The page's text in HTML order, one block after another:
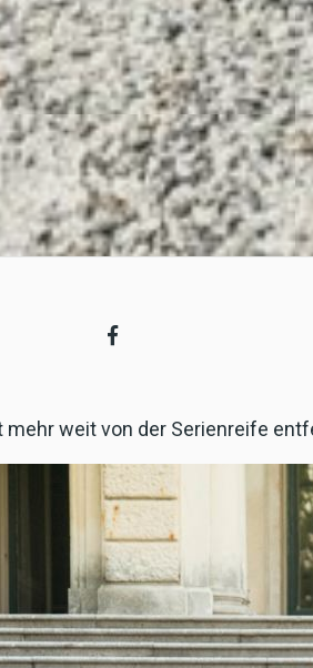
mehr weit von der Serienreife